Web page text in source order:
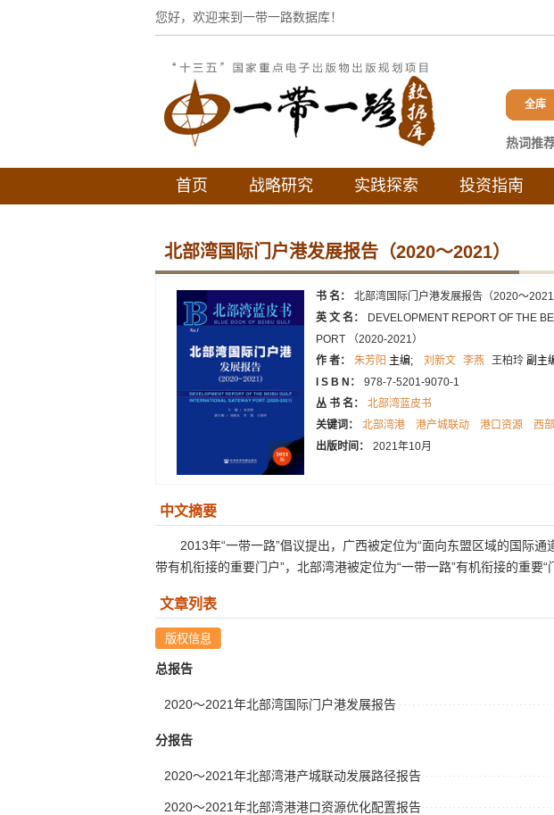
您好，欢迎来到一带一路数据库！
全库
热词推荐
互联互
首页 战略研究 实践探索 投资指南
北部湾国际门户港发展报告（2020～2021）
书 名：
北部湾国际门户港发展报告（2020～2021
英 文 名：
DEVELOPMENT REPORT OF THE
PORT （2020-2021）
作 者：
朱芳阳 主编; 刘新文 李燕 王柏玲 副主
I S B N：
978-7-5201-9070-1
丛 书 名：
北部湾蓝皮书
关键词：
北部湾港 港产城联动 港口资源
西
出版时间：
2021年10月
中文摘要
2013年“一带一路”倡议提出，广西被定位为“面向东盟区域的国际
带有机衔接的重要门户”，北部湾港被定位为“一带一路”有机衔接的重要“
文章列表
总报告
2020～2021年北部湾国际门户港发展报告
分报告
2020～2021年北部湾港产城联动发展路径报告
2020～2021年北部湾港港口资源优化配置报告